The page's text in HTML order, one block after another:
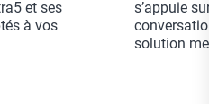
et ses
à vos
s’appuie
solution